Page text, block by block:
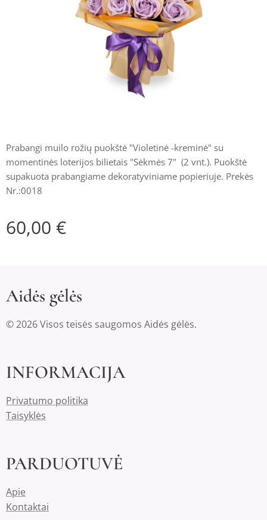
Prabangi muilo rožių puokštė "Violetinė -kreminė" su
momentinės loterijos bilietais "Sėkmės 7" (2 vnt.). Puokštė
supakuota prabangiame dekoratyviniame popieriuje. Prekės
Nr.:0018
60,00 €
Aidės gėlės
© 2026 Visos teisės saugomos Aidės gėlės.
INFORMACIJA
Privatumo politika
Taisyklės
PARDUOTUVĖ
Apie
Kontaktai